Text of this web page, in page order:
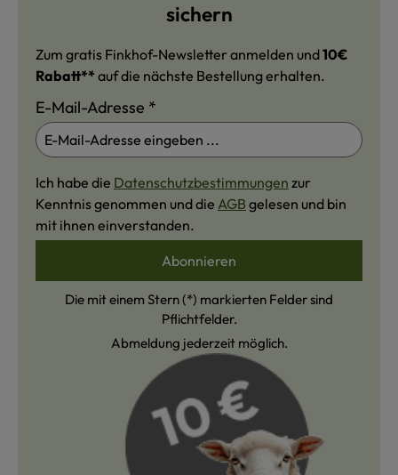
sichern
Zum gratis Finkhof-Newsletter anmelden und10€
Rabatt** auf die nächste Bestellung erhalten.
E-Mail-Adresse *
Ich habe die Datenschutzbestimmungen zur
Kenntnis genommen und die AGB gelesen und bin
mit ihnen einverstanden.
Abonnieren
Die mit einem Stern (*) markierten Felder sind
Pflichtfelder.
Abmeldung jederzeit möglich.